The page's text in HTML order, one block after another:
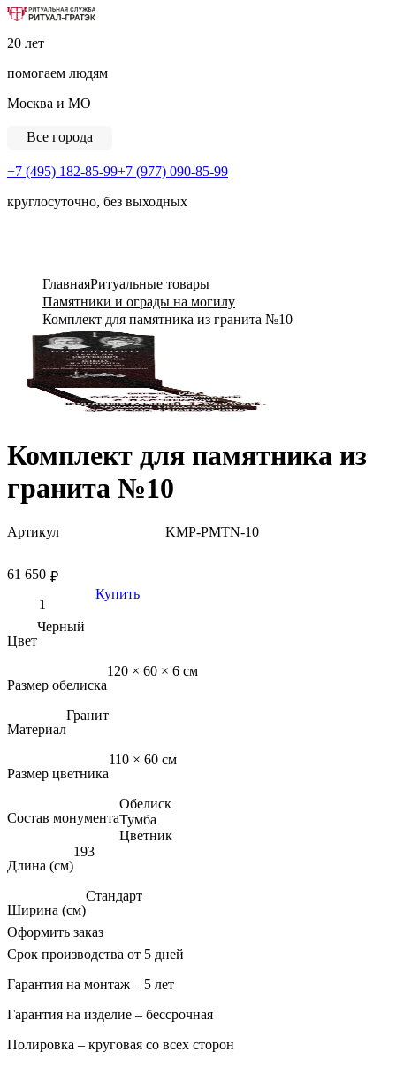
Ритуальная Служба «Ритуал-ГРАТЭК»
20 лет
помогаем людям
Москва и МО
Все города
+7 (495) 182-85-99+7 (977) 090-85-99
круглосуточно, без выходных
ГлавнаяРитуальные товары
Памятники и ограды на могилу
Комплект для памятника из гранита №10
Комплект для памятника из
гранита №10
Артикул KMP-PMTN-10
₽
61 650
Купить
Цвет
Черный
Размер обелиска
120 × 60 × 6 см
Материал
Гранит
Размер цветника
110 × 60 см
Состав монумента
Обелиск
Тумба
Цветник
Длина (см)
193
Ширина (см)
Стандарт
Оформить заказ
Срок производства от 5 дней
Гарантия на монтаж – 5 лет
Гарантия на изделие – бессрочная
Полировка – круговая со всех сторон